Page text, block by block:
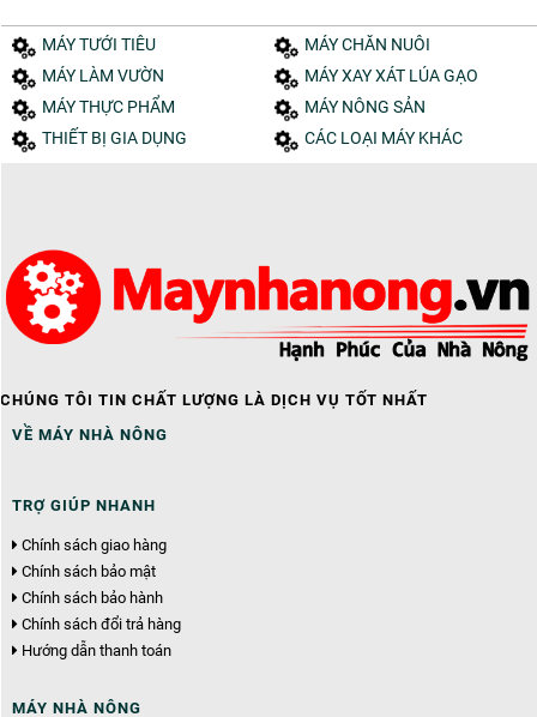
MÁY TƯỚI TIÊU
MÁY CHĂN NUÔI
MÁY LÀM VƯỜN
MÁY XAY XÁT LÚA GẠO
MÁY THỰC PHẨM
MÁY NÔNG SẢN
THIẾT BỊ GIA DỤNG
CÁC LOẠI MÁY KHÁC
CHÚNG TÔI TIN CHẤT LƯỢNG LÀ DỊCH VỤ TỐT NHẤT
VỀ MÁY NHÀ NÔNG
TRỢ GIÚP NHANH
Chính sách giao hàng
Chính sách bảo mật
Chính sách bảo hành
Chính sách đổi trả hàng
Hướng dẫn thanh toán
MÁY NHÀ NÔNG